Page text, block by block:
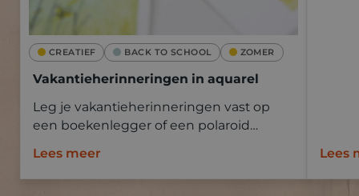
CREATIEF BACK TO SCHOOL ZOMER
Vakantieherinneringen in aquarel
Leg je vakantieherinneringen vast op
een boekenlegger of een polaroid
Neem mee op vakantie en schilder ter
plaatse of baseer je op een foto.
Lees meer Lees